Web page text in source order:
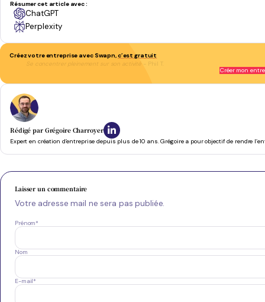
Résumer cet article avec :
ChatGPT
Perplexity
Créez votre entreprise avec Swapn,c’est gratuit
Se concentrer pleinement sur son activité - Phil T.
Créer mon
Rédigé par Grégoire Charroyer
Expert en création d’entreprise depuis plus de 10 ans. Grégoire a pour objectif de rendre
Laisser un commentaire
Votre adresse mail ne sera pas publiée.
Prénom*
Nom
E-mail*